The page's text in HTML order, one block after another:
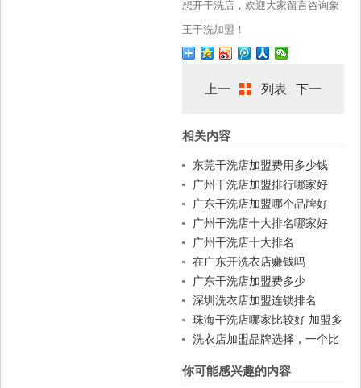
想开干洗店，欢迎大家留言咨询象
王干洗加盟！
上一
篇
列表 下一
相关内容
东莞干洗店加盟费用多少钱
广州干洗店加盟排行哪家好
广东干洗店加盟哪个品牌好
广州干洗店十大排名哪家好
广州干洗店十大排名
在广东开洗衣店赚钱吗
广东干洗店加盟费多少
深圳洗衣店加盟连锁排名
珠海干洗店哪家比较好 加盟多
少钱
洗衣店加盟品牌选择，一个比
你可能感兴趣的内容